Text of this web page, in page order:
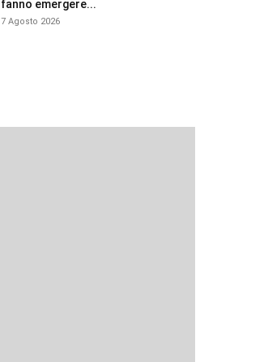
fanno emergere...
7 Agosto 2026